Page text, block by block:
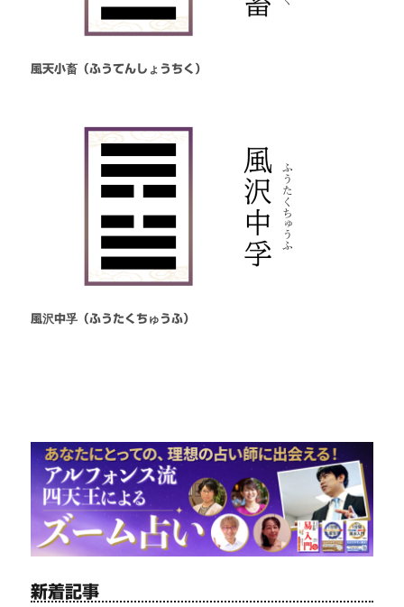
風天小畜（ふうてんしょうちく）
風沢中孚（ふうたくちゅうふ）
新着記事